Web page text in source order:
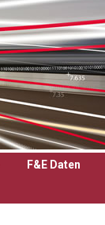
F&E Daten